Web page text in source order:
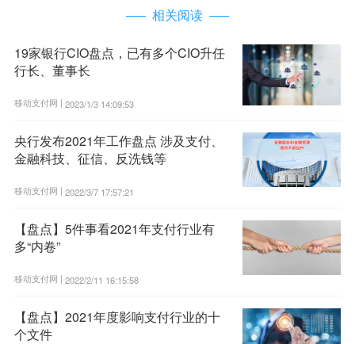
相关阅读
19家银行CIO盘点，已有多个CIO升任
行长、董事长
移动支付网 | 2023/1/3 14:09:53
央行发布2021年工作盘点 涉及支付、
金融科技、征信、反洗钱等
移动支付网 | 2022/3/7 17:57:21
【盘点】5件事看2021年支付行业有
多“内卷”
移动支付网 | 2022/2/11 16:15:58
【盘点】2021年度影响支付行业的十
个文件